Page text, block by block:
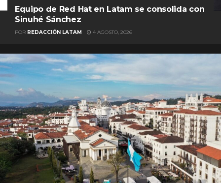
Equipo de Red Hat en Latam se consolida con
Sinuhé Sánchez
POR REDACCIÓN LATAM 4 AGOSTO, 2026